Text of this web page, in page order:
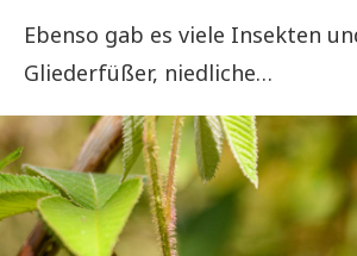
Ebenso gab es viele Insekten
Gliederfüßer, niedliche…